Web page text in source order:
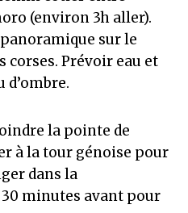
(environ 3h aller).
sur le
corses. Prévoir eau et
la pointe de
à la tour génoise pour
dans la
minutes avant pour